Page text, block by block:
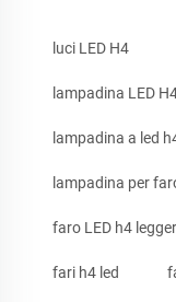
luci LED H4
lampadina LED
lampadina a led
lampadina per
faro LED h4
fari h4 led